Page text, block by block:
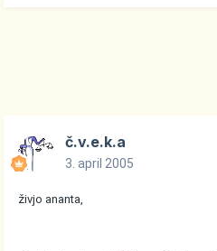
č.v.e.k.a
3. april 2005
živjo ananta,